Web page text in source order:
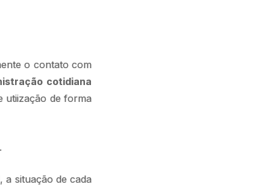
o contato com
cotidiana
utiização de forma
, a situação de cada